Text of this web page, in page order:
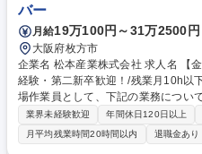
バー
月給19万100円～31万2500円
大阪府枚方市
企業名 松本産業株式会社 求人名 【金属リサイクル工場作業員/枚方市】未
経験・第二新卒歓迎！/残業月10h以下 仕事の内容 当社の枚方営業所の
場作業員として、下記の業務につい
いて】入社後は資格不要な金属スク
作業からスタートいただきます。 【育成について】教育担当の先輩がつい
て丁寧に指導しますのでご安心くだ
業界未経験歓迎 年間休日120日以上
月平均残業時間20時間以内
退職金あり